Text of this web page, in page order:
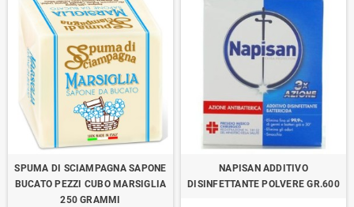
SPUMA DI SCIAMPAGNA SAPONE
BUCATO PEZZI CUBO MARSIGLIA
250 GRAMMI
NAPISAN ADDITIVO
DISINFETTANTE POLVERE GR.600